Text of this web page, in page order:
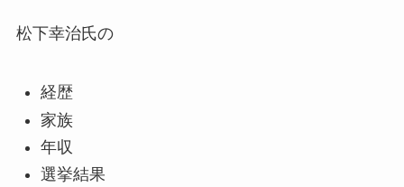
松下幸治氏の
経歴
家族
年収
選挙結果